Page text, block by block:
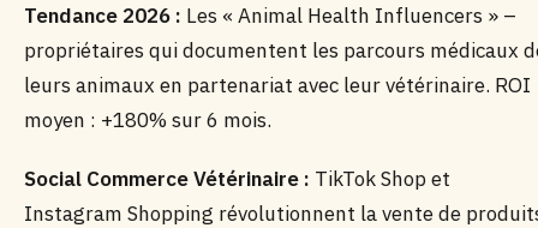
Tendance 2026 : Les « Animal Health Influencers » –
propriétaires qui documentent les parcours médicaux
leurs animaux en partenariat avec leur vétérinaire. ROI
moyen : +180% sur 6 mois.
Social Commerce Vétérinaire : TikTok Shop et
Instagram Shopping révolutionnent la vente de